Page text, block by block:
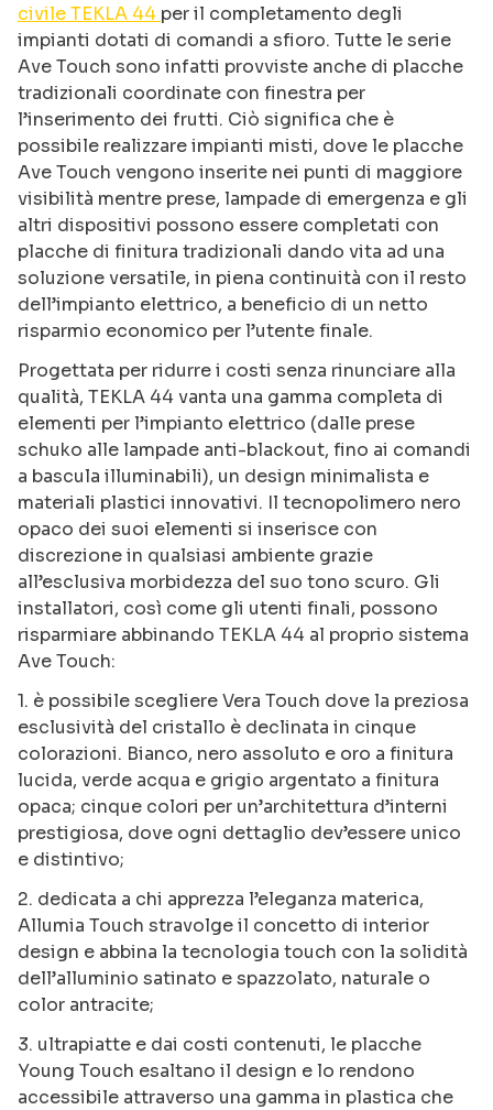
civile TEKLA 44 per il completamento degli
impianti dotati di comandi a sfioro. Tutte le serie
Ave Touch sono infatti provviste anche di placche
tradizionali coordinate con finestra per
l’inserimento dei frutti. Ciò significa che è
possibile realizzare impianti misti, dove le placche
Ave Touch vengono inserite nei punti di maggiore
visibilità mentre prese, lampade di emergenza e gli
altri dispositivi possono essere completati con
placche di finitura tradizionali dando vita ad una
soluzione versatile, in piena continuità con il resto
dell’impianto elettrico, a beneficio di un netto
risparmio economico per l’utente finale.
Progettata per ridurre i costi senza rinunciare alla
qualità, TEKLA 44 vanta una gamma completa di
elementi per l’impianto elettrico (dalle prese
schuko alle lampade anti-blackout, fino ai comandi
a bascula illuminabili), un design minimalista e
materiali plastici innovativi. Il tecnopolimero nero
opaco dei suoi elementi si inserisce con
discrezione in qualsiasi ambiente grazie
all’esclusiva morbidezza del suo tono scuro. Gli
installatori, così come gli utenti finali, possono
risparmiare abbinando TEKLA 44 al proprio sistema
Ave Touch:
1. è possibile scegliere Vera Touch dove la preziosa
esclusività del cristallo è declinata in cinque
colorazioni. Bianco, nero assoluto e oro a finitura
lucida, verde acqua e grigio argentato a finitura
opaca; cinque colori per un’architettura d’interni
prestigiosa, dove ogni dettaglio dev’essere unico
e distintivo;
2. dedicata a chi apprezza l’eleganza materica,
Allumia Touch stravolge il concetto di interior
design e abbina la tecnologia touch con la solidità
dell’alluminio satinato e spazzolato, naturale o
color antracite;
3. ultrapiatte e dai costi contenuti, le placche
Young Touch esaltano il design e lo rendono
accessibile attraverso una gamma in plastica che